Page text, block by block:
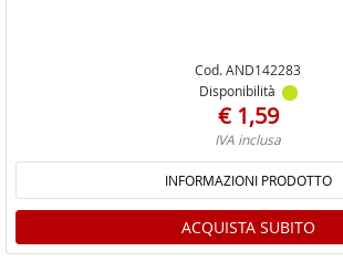
Cod. AND142283
Disponibilità
€ 1,59
IVA inclusa
INFORMAZIONI PRODOTTO
ACQUISTA SUBITO